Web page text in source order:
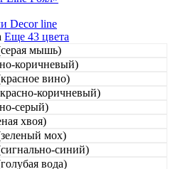
Еще 43 цвета
мышь)
коричневый)
вино)
коричневый)
серый)
хвоя)
мох)
синий)
вода)